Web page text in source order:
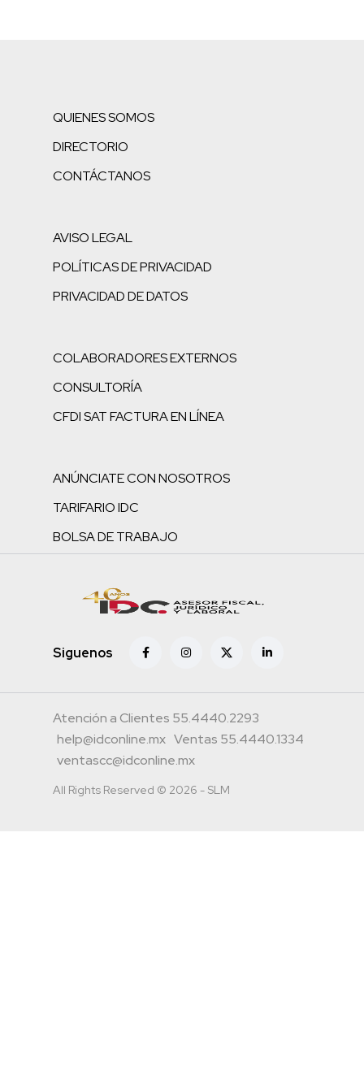
QUIENES SOMOS
DIRECTORIO
CONTÁCTANOS
AVISO LEGAL
POLÍTICAS DE PRIVACIDAD
PRIVACIDAD DE DATOS
COLABORADORES EXTERNOS
CONSULTORÍA
CFDI SAT FACTURA EN LÍNEA
ANÚNCIATE CON NOSOTROS
TARIFARIO IDC
BOLSA DE TRABAJO
Siguenos
Atención a Clientes 55.4440.2293
help@idconline.mx Ventas 55.4440.1334
ventascc@idconline.mx
All Rights Reserved © 2026 - SLM